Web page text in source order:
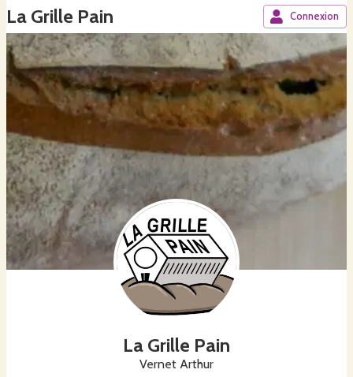
La Grille Pain Connexion
La Grille Pain
Vernet Arthur